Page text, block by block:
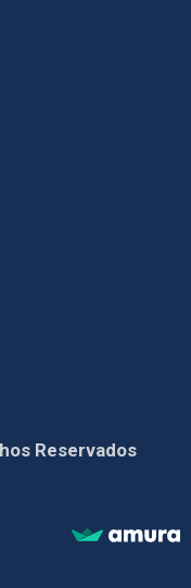
Reservados